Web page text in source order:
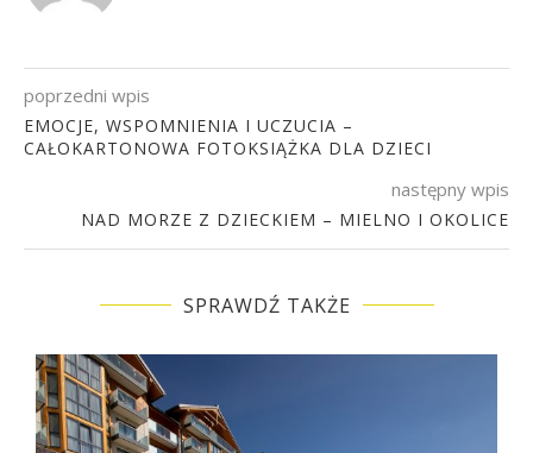
poprzedni wpis
EMOCJE, WSPOMNIENIA I UCZUCIA –
CAŁOKARTONOWA FOTOKSIĄŻKA DLA DZIECI
następny wpis
NAD MORZE Z DZIECKIEM – MIELNO I OKOLICE
SPRAWDŹ TAKŻE